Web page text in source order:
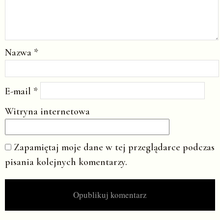
Nazwa *
E-mail *
Witryna internetowa
Zapamiętaj moje dane w tej przeglądarce podczas
pisania kolejnych komentarzy.